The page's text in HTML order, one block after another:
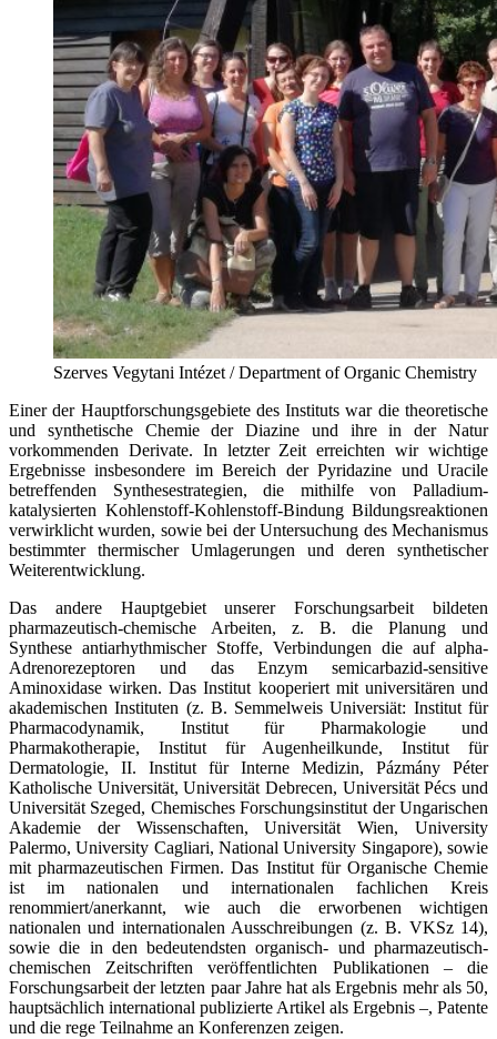
Szerves Vegytani Intézet / Department of Organic Chemistry
Einer der Hauptforschungsgebiete des Instituts war die theoretische
und synthetische Chemie der Diazine und ihre in der Natur
vorkommenden Derivate. In letzter Zeit erreichten wir wichtige
Ergebnisse insbesondere im Bereich der Pyridazine und Uracile
betreffenden Synthesestrategien, die mithilfe von Palladium-
katalysierten Kohlenstoff-Kohlenstoff-Bindung Bildungsreaktionen
verwirklicht wurden, sowie bei der Untersuchung des Mechanismus
bestimmter thermischer Umlagerungen und deren synthetischer
Weiter­entwicklung.
Das andere Hauptgebiet unserer Forschungsarbeit bildeten
pharmazeutisch-chemische Arbeiten, z. B. die Planung und
Synthese antiarhythmischer Stoffe, Verbindungen die auf alpha-
Adrenorezeptoren und das Enzym semicarbazid-sensitive
Aminoxidase wirken. Das Institut kooperiert mit universitären und
akademischen Instituten (z. B. Semmelweis Universiät: Institut für
Pharmacodynamik, Institut für Pharmakologie und
Pharmakotherapie, Institut für Augenheilkunde, Institut für
Dermatologie, II. Institut für Interne Medizin, Pázmány Péter
Katholische Universität, Universität Debrecen, Universität Pécs und
Universität Szeged, Chemisches Forschungsinstitut der Ungarischen
Akademie der Wissenschaften, Universität Wien, University
Palermo, University Cagliari, National University Singapore), sowie
mit pharmazeutischen Firmen. Das Institut für Organische Chemie
ist im nationalen und internationalen fachlichen Kreis
renommiert/anerkannt, wie auch die erworbenen wichtigen
nationalen und internationalen Ausschreibungen (z. B. VKSz 14),
sowie die in den bedeutendsten organisch- und pharmazeutisch-
chemischen Zeitschriften veröffentlichten Publikationen – die
Forschungsarbeit der letzten paar Jahre hat als Ergebnis mehr als 50,
hauptsächlich international publizierte Artikel als Ergebnis –, Patente
und die rege Teilnahme an Konferenzen zeigen.